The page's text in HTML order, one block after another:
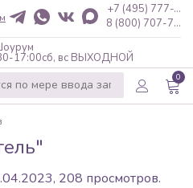
17:00сб, вс ВЫХОДНОЙ
+7 (495) 777-...
8 (800) 707-7...
0
208 просмотров.